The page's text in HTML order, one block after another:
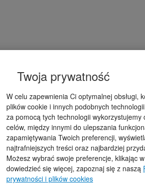
Twoja prywatność
W celu zapewnienia Ci optymalnej obsługi,
plików cookie i innych podobnych
za pomocą tych technologii wykorzystujemy
celów, między innymi do ulepszania
zapamiętywania Twoich preferencji,
najtrafniejszych treści oraz najbardziej
Możesz wybrać swoje preferencje, klikając
dowiedzieć się więcej, zapoznaj się z naszą
prywatności i plików cookies